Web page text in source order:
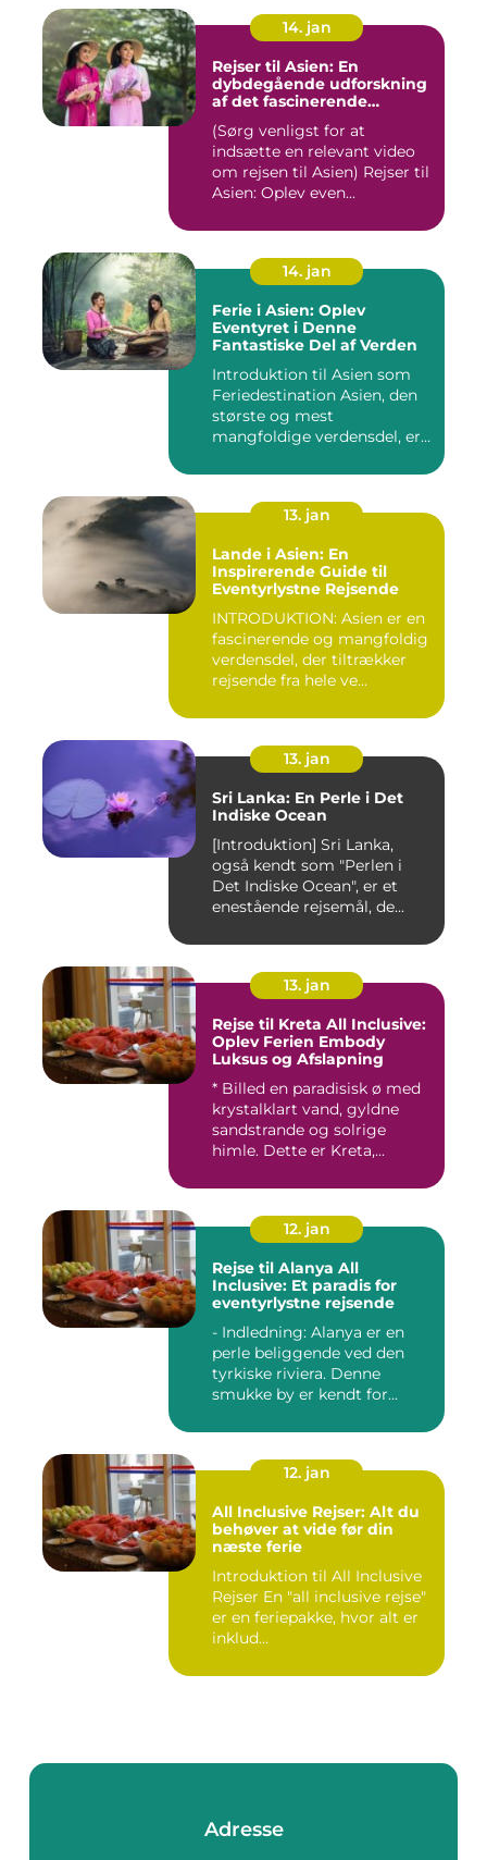
14. jan
Rejser til Asien: En
dybdegående udforskning
af det fascinerende
(Sørg venligst for at
indsætte en relevant video
om rejsen til Asien) Rejser til
Asien: Oplev even...
14. jan
Ferie i Asien: Oplev
Eventyret i Denne
Fantastiske Del af Verden
Introduktion til Asien som
Feriedestination Asien, den
største og mest
mangfoldige verdensdel, er
13. jan
Lande i Asien: En
Inspirerende Guide til
Eventyrlystne Rejsende
INTRODUKTION: Asien er en
fascinerende og mangfoldig
verdensdel, der tiltrækker
rejsende fra hele ve...
13. jan
Sri Lanka: En Perle i Det
Indiske Ocean
[Introduktion] Sri Lanka,
også kendt som "Perlen i
Det Indiske Ocean", er et
enestående rejsemål, de...
13. jan
Rejse til Kreta All Inclusive:
Oplev Ferien Embody
Luksus og Afslapning
* Billed en paradisisk ø med
krystalklart vand, gyldne
sandstrande og solrige
himle. Dette er Kreta,...
12. jan
Rejse til Alanya All
Inclusive: Et paradis for
eventyrlystne rejsende
- Indledning: Alanya er en
perle beliggende ved den
tyrkiske riviera. Denne
smukke by er kendt for...
12. jan
All Inclusive Rejser: Alt du
behøver at vide før din
næste ferie
Introduktion til All Inclusive
Rejser En "all inclusive rejse"
er en feriepakke, hvor alt er
inklud...
Adresse